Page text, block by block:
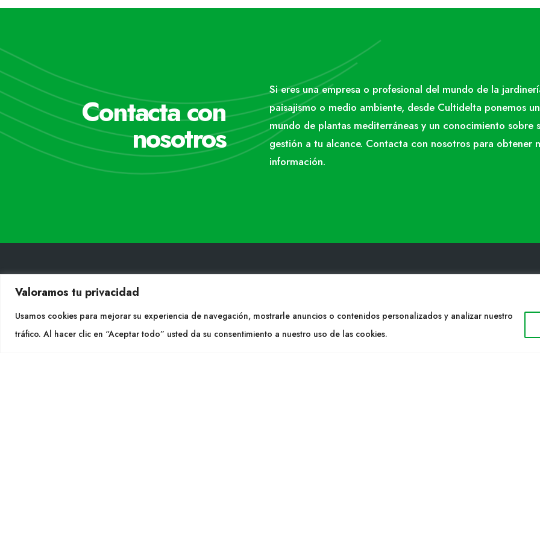
Valoramos tu privacidad
Usamos cookies para mejorar su experiencia de navegación, mostrarle anuncios o contenidos personalizados y analizar nuestro
tráfico. Al hacer clic en “Aceptar todo” usted da su consentimiento a nuestro uso de las cookies.
Contacta con
nosotros
Si eres una empresa o profesional del mundo de la
paisajismo o medio ambiente, desde Cultidelta ponemos un
mundo de plantas mediterráneas y un conocimiento sobre
gestión a tu alcance. Contacta con nosotros para obtener
información.
CONTACTO
Tel. +34 977053013
WEB